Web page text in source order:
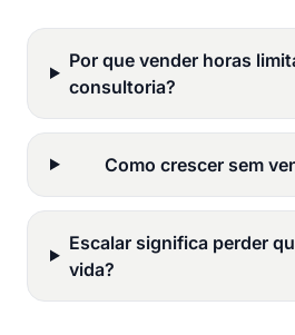
Por que vender horas
consultoria?
Como crescer sem
Escalar significa perder
vida?